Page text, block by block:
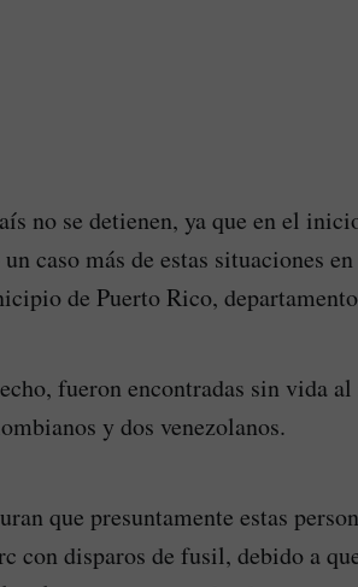
no se detienen, ya que en el
caso más de estas situaciones
de Puerto Rico,
fueron encontradas sin vida
y dos venezolanos.
que presuntamente estas
con disparos de fusil, debido a